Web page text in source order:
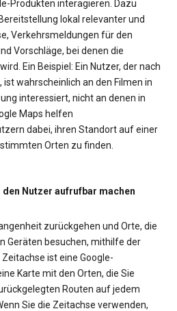
Produkten interagieren. Dazu
lokal relevanter und
Verkehrsmeldungen für den
Vorschläge, bei denen die
Ein Beispiel: Ein Nutzer, der nach
wahrscheinlich an den Filmen in
interessiert, nicht an denen in
Maps helfen
dabei, ihren Standort auf einer
Orten zu finden.
Nutzer aufrufbar machen
zurückgehen und Orte, die
Geräten besuchen, mithilfe der
ist eine Google-
Karte mit den Orten, die Sie
Routen auf jedem
Sie die Zeitachse verwenden,